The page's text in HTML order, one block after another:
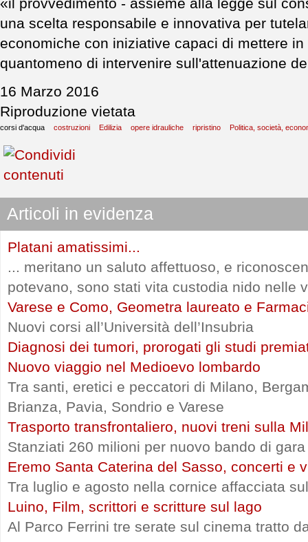
«il provvedimento - assieme alla legge sul
una scelta responsabile e innovativa per
economiche con iniziative capaci di mettere
quantomeno di intervenire sull'attenuazione
16 Marzo 2016
Riproduzione vietata
corsi d'acqua costruzioni Edilizia opere idrauliche ripristino Politica, società,
Articoli in evidenza
Platani amatissimi...
... meritano un saluto affettuoso, e
potevano, sono stati vita custodia nido nelle
Varese e Como, Geometra laureato e
Nuovi corsi all’Università dell’Insubria
Diagnosi dei tumori, prorogati gli studi
Nuovo viaggio nel Medioevo lombardo
Tra santi, eretici e peccatori di Milano,
Brianza, Pavia, Sondrio e Varese
Trasporto transfrontaliero, nuovi treni sulla
Stanziati 260 milioni per nuovo bando di gara
Eremo Santa Caterina del Sasso, concerti e
Tra luglio e agosto nella cornice affacciata
Luino, Film, scrittori e scritture sul lago
Al Parco Ferrini tre serate sul cinema tratto